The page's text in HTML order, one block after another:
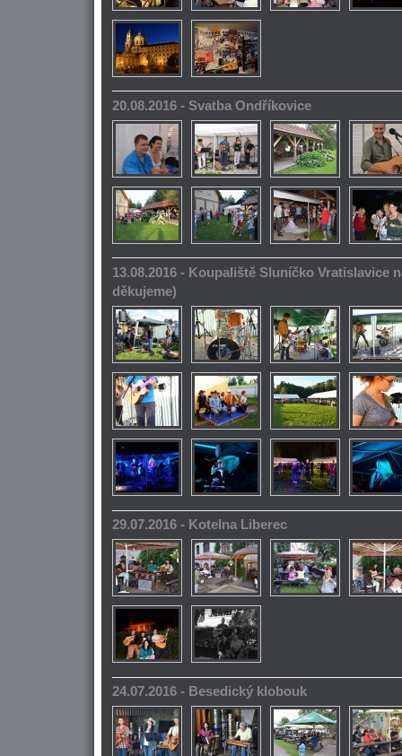
20.08.2016 - Svatba Ondříkovice
13.08.2016 - Koupaliště Sluníčko Vratislavice
děkujeme)
29.07.2016 - Kotelna Liberec
24.07.2016 - Besedický klobouk